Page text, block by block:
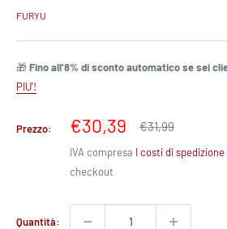
FURYU
🎁Fino all’8% di sconto automatico se sei
PIU'!
Prezzo:
Prezzo
scontato
€30,39 Prezzo
€31,99
IVA compresa I costi di
checkout
Quantità: